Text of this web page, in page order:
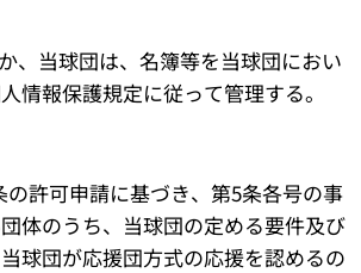
、当球団は、名簿等を当球団におい
情報保護規定に従って管理する。
の許可申請に基づき、第5条各号の事
体のうち、当球団の定める要件及び
球団が応援団方式の応援を認めるの